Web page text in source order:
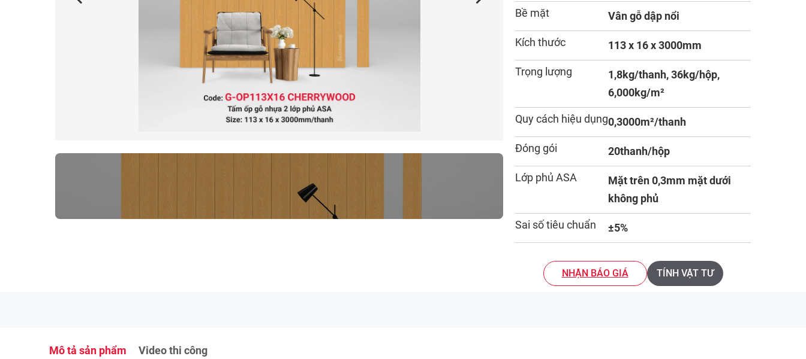
Bề mặt Vân gỗ dập nổi
Kích thước 113 x 16 x 3000mm
Trọng lượng
1,8kg/thanh, 36kg/hộp,
6,000kg/m²
Quy cách hiệu dụng0,3000m²/thanh
Đóng gói 20thanh/hộp
Lớp phủ ASA
Mặt trên 0,3mm mặt dưới
không phủ
Sai số tiêu chuẩn ±5%
NHẬN BÁO GIÁ TÍNH VẬT TƯ
Mô tả sản phẩm Video thi công